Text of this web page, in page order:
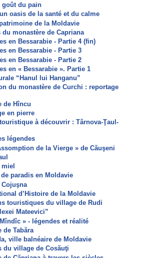
goût du pain
oasis de la santé et du calme
de la Moldavie
du monastère de Capriana
en Bessarabie - Partie 4 (fin)
en Bessarabie - Partie 3
en Bessarabie - Partie 2
en « Bessarabie ». Partie 1
“Hanul lui Hanganu”
du monastère de Curchi : reportage
de Hîncu
en pierre
à découvrir : Târnova-Ţaul-
légendes
de la Vierge » de Căuşeni
paradis en Moldavie
Cojuşna
d’Histoire de la Moldavie
touristiques du village de Rudi
Mateevici”
» - légendes et réalité
de Tabăra
ville balnéaire de Moldavie
du village de Cosăuţi